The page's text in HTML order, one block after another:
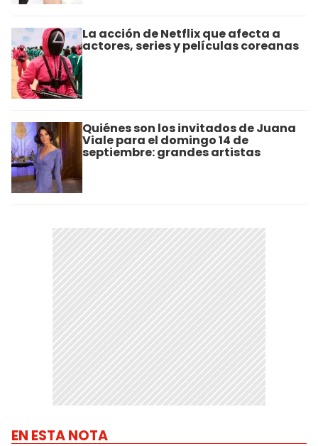
La acción de Netflix que afecta a
actores, series y películas coreanas
Quiénes son los invitados de Juana
Viale para el domingo 14 de
septiembre: grandes artistas
EN ESTA NOTA